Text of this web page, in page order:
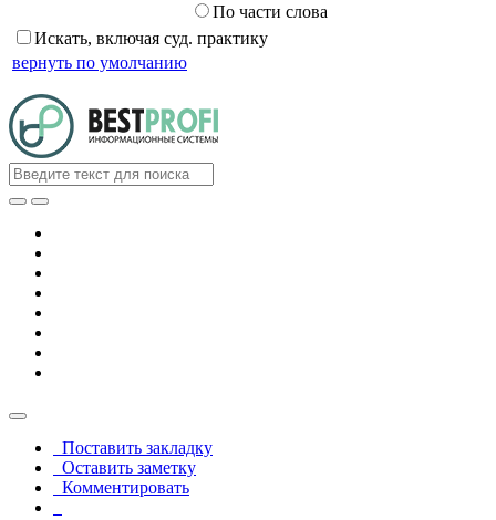
По части слова
Искать, включая суд. практику
вернуть по умолчанию
Поставить закладку
Оставить заметку
Комментировать